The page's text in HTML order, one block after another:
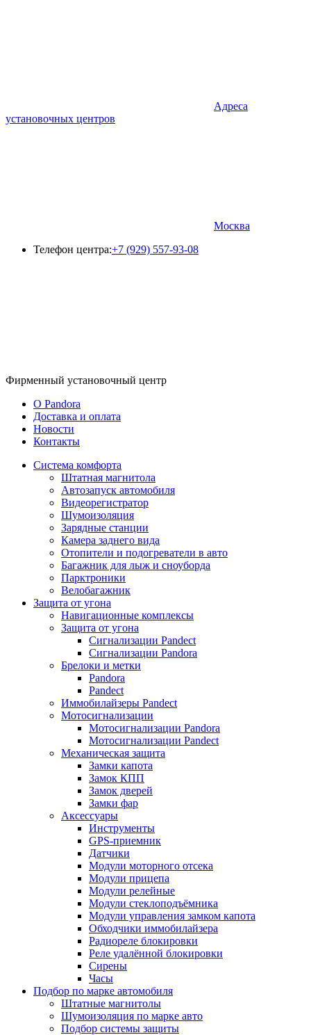
Адреса
установочных центров
Москва
Телефон центра:+7 (929) 557-93-08
Фирменный установочный центр
O Pandora
Доставка и оплата
Новости
Контакты
Система комфорта
Штатная магнитола
Автозапуск автомобиля
Видеорегистратор
Шумоизоляция
Зарядные станции
Камера заднего вида
Отопители и подогреватели в авто
Багажник для лыж и сноуборда
Парктроники
Велобагажник
Защита от угона
Навигационные комплексы
Защита от угона
Сигнализации Pandect
Сигнализации Pandora
Брелоки и метки
Pandora
Pandect
Иммобилайзеры Pandect
Мотосигнализации
Мотосигнализации Pandora
Мотосигнализации Pandect
Механическая защита
Замки капота
Замок КПП
Замок дверей
Замки фар
Аксессуары
Инструменты
GPS-приемник
Датчики
Модули моторного отсека
Модули прицепа
Модули релейные
Модули стеклоподъёмника
Модули управления замком капота
Обходчики иммобилайзера
Радиореле блокировки
Реле удалённой блокировки
Сирены
Часы
Подбор по марке автомобиля
Штатные магнитолы
Шумоизоляция по марке авто
Подбор системы защиты